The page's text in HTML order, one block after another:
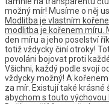
možný mír! Musíme o něj
Modlitba je vlastním
modlitba je kořenem míru.
den míru a jeho poselství
totiž vždycky činí otroky!
povoláni bojovat proti
Všichni, každý podle svojí
vždycky možný! A
za mír. Existují také krásné
abychom s touto